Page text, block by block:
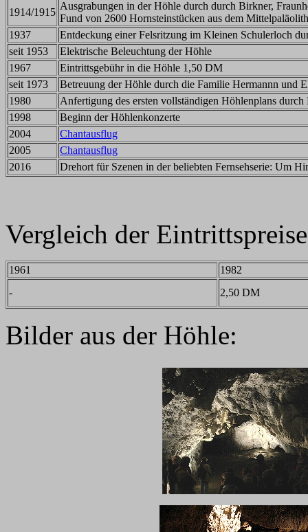
1914/1915
Ausgrabungen in der Höhle durch durch Birkner,
Fund von 2600 Hornsteinstücken aus dem
1937
Entdeckung einer Felsritzung im Kleinen Schulerloch
seit 1953
Elektrische Beleuchtung der Höhle
1967
Eintrittsgebühr in die Höhle 1,50 DM
seit 1973
Betreuung der Höhle durch die Familie Hermannn und
1980
Anfertigung des ersten vollständigen Höhlenplans
1998
Beginn der Höhlenkonzerte
2004
Chantausflug
2005
Chantausflug
2016
Drehort für Szenen in der beliebten Fernsehserie: Um
Vergleich der
1961
1982
-
2,50 DM
Bilder aus der Höhle: